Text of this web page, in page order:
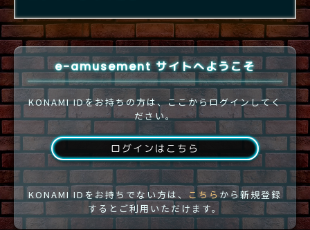
e-amusement サイトへようこそ
KONAMI IDをお持ちの方は、ここからログインしてく
ださい。
ログインはこちら
KONAMI IDをお持ちでない方は、 こちらから新規登録
するとご利用いただけます。